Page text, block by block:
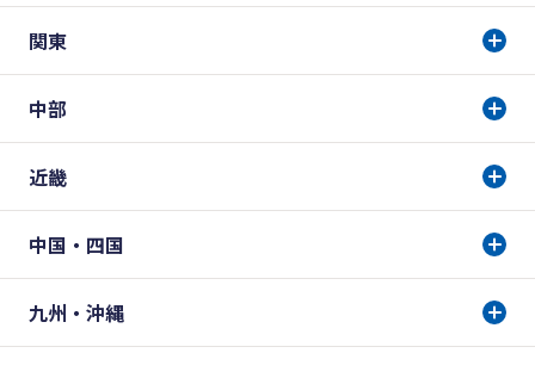
関東
中部
近畿
中国・四国
九州・沖縄